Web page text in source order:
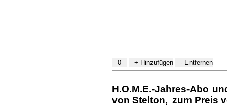
H.O.M.E.-Jahres-Abo
von Stelton, zum Preis